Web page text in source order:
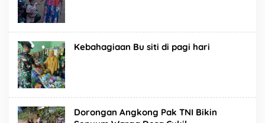
Kebahagiaan Bu siti di pagi hari
Dorongan Angkong Pak TNI Bikin